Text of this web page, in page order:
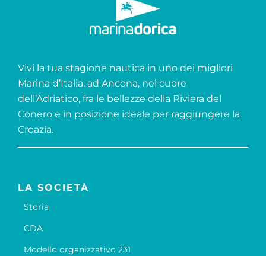
Vivi la tua stagione nautica in uno dei migliori
Marina d’Italia, ad Ancona, nel cuore
dell’Adriatico, fra le bellezze della Riviera del
Conero e in posizione ideale per raggiungere la
Croazia.
LA SOCIETÀ
Storia
CDA
Modello organizzativo 231